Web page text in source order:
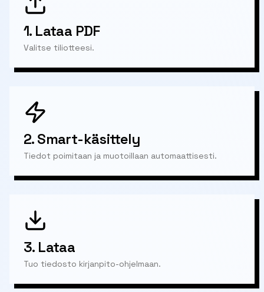
1. Lataa PDF
Valitse tiliotteesi.
2.Smart-käsittely
Tiedot poimitaan ja muotoillaan automaattisesti.
3. Lataa
Tuo tiedosto kirjanpito-ohjelmaan.